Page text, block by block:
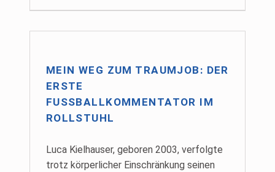
MEIN WEG ZUM TRAUMJOB: DER
ERSTE
FUSSBALLKOMMENTATOR IM R
OLLSTUHL
Luca Kielhauser, geboren 2003, verfolgte
trotz körperlicher Einschränkung seinen